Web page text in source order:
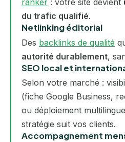
ranker : votre site devient
du trafic qualifié.
Netlinking éditorial
Des backlinks de qualité
autorité durablement,
SEO local et
Selon votre marché :
(fiche Google Business,
ou déploiement
stratégie suit vos clients.
Accompagnement